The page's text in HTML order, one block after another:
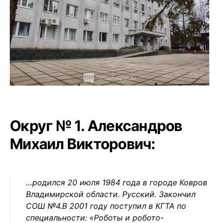
Округ № 1. Александров
Михаил Викторович:
…родился 20 июля 1984 года в городе Ковров
Владимирской области. Русский. Закончил
СОШ №4.В 2001 году поступил в КГТА по
специальности: «Роботы и робото-